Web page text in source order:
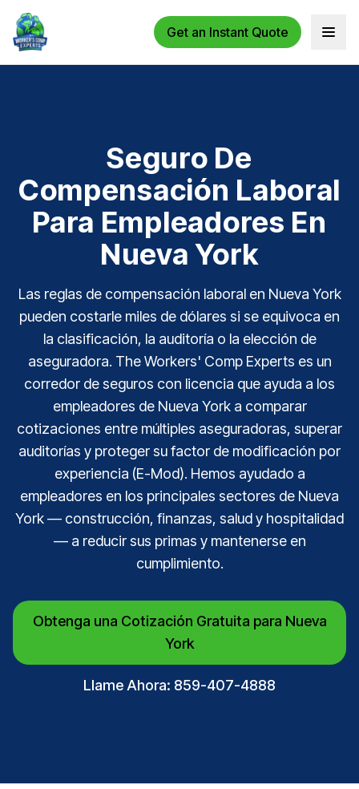
Get an Instant Quote Open
Seguro De
Compensación Laboral
Para Empleadores En
Nueva York
Las reglas de compensación laboral en Nueva York
pueden costarle miles de dólares si se equivoca en
la clasificación, la auditoría o la elección de
aseguradora. The Workers' Comp Experts es un
corredor de seguros con licencia que ayuda a los
empleadores de Nueva York a comparar
cotizaciones entre múltiples aseguradoras, superar
auditorías y proteger su factor de modificación por
experiencia (E-Mod). Hemos ayudado a
empleadores en los principales sectores de Nueva
York — construcción, finanzas, salud y hospitalidad
— a reducir sus primas y mantenerse en
cumplimiento.
Obtenga una Cotización Gratuita para Nueva
York
Llame Ahora: 859-407-4888